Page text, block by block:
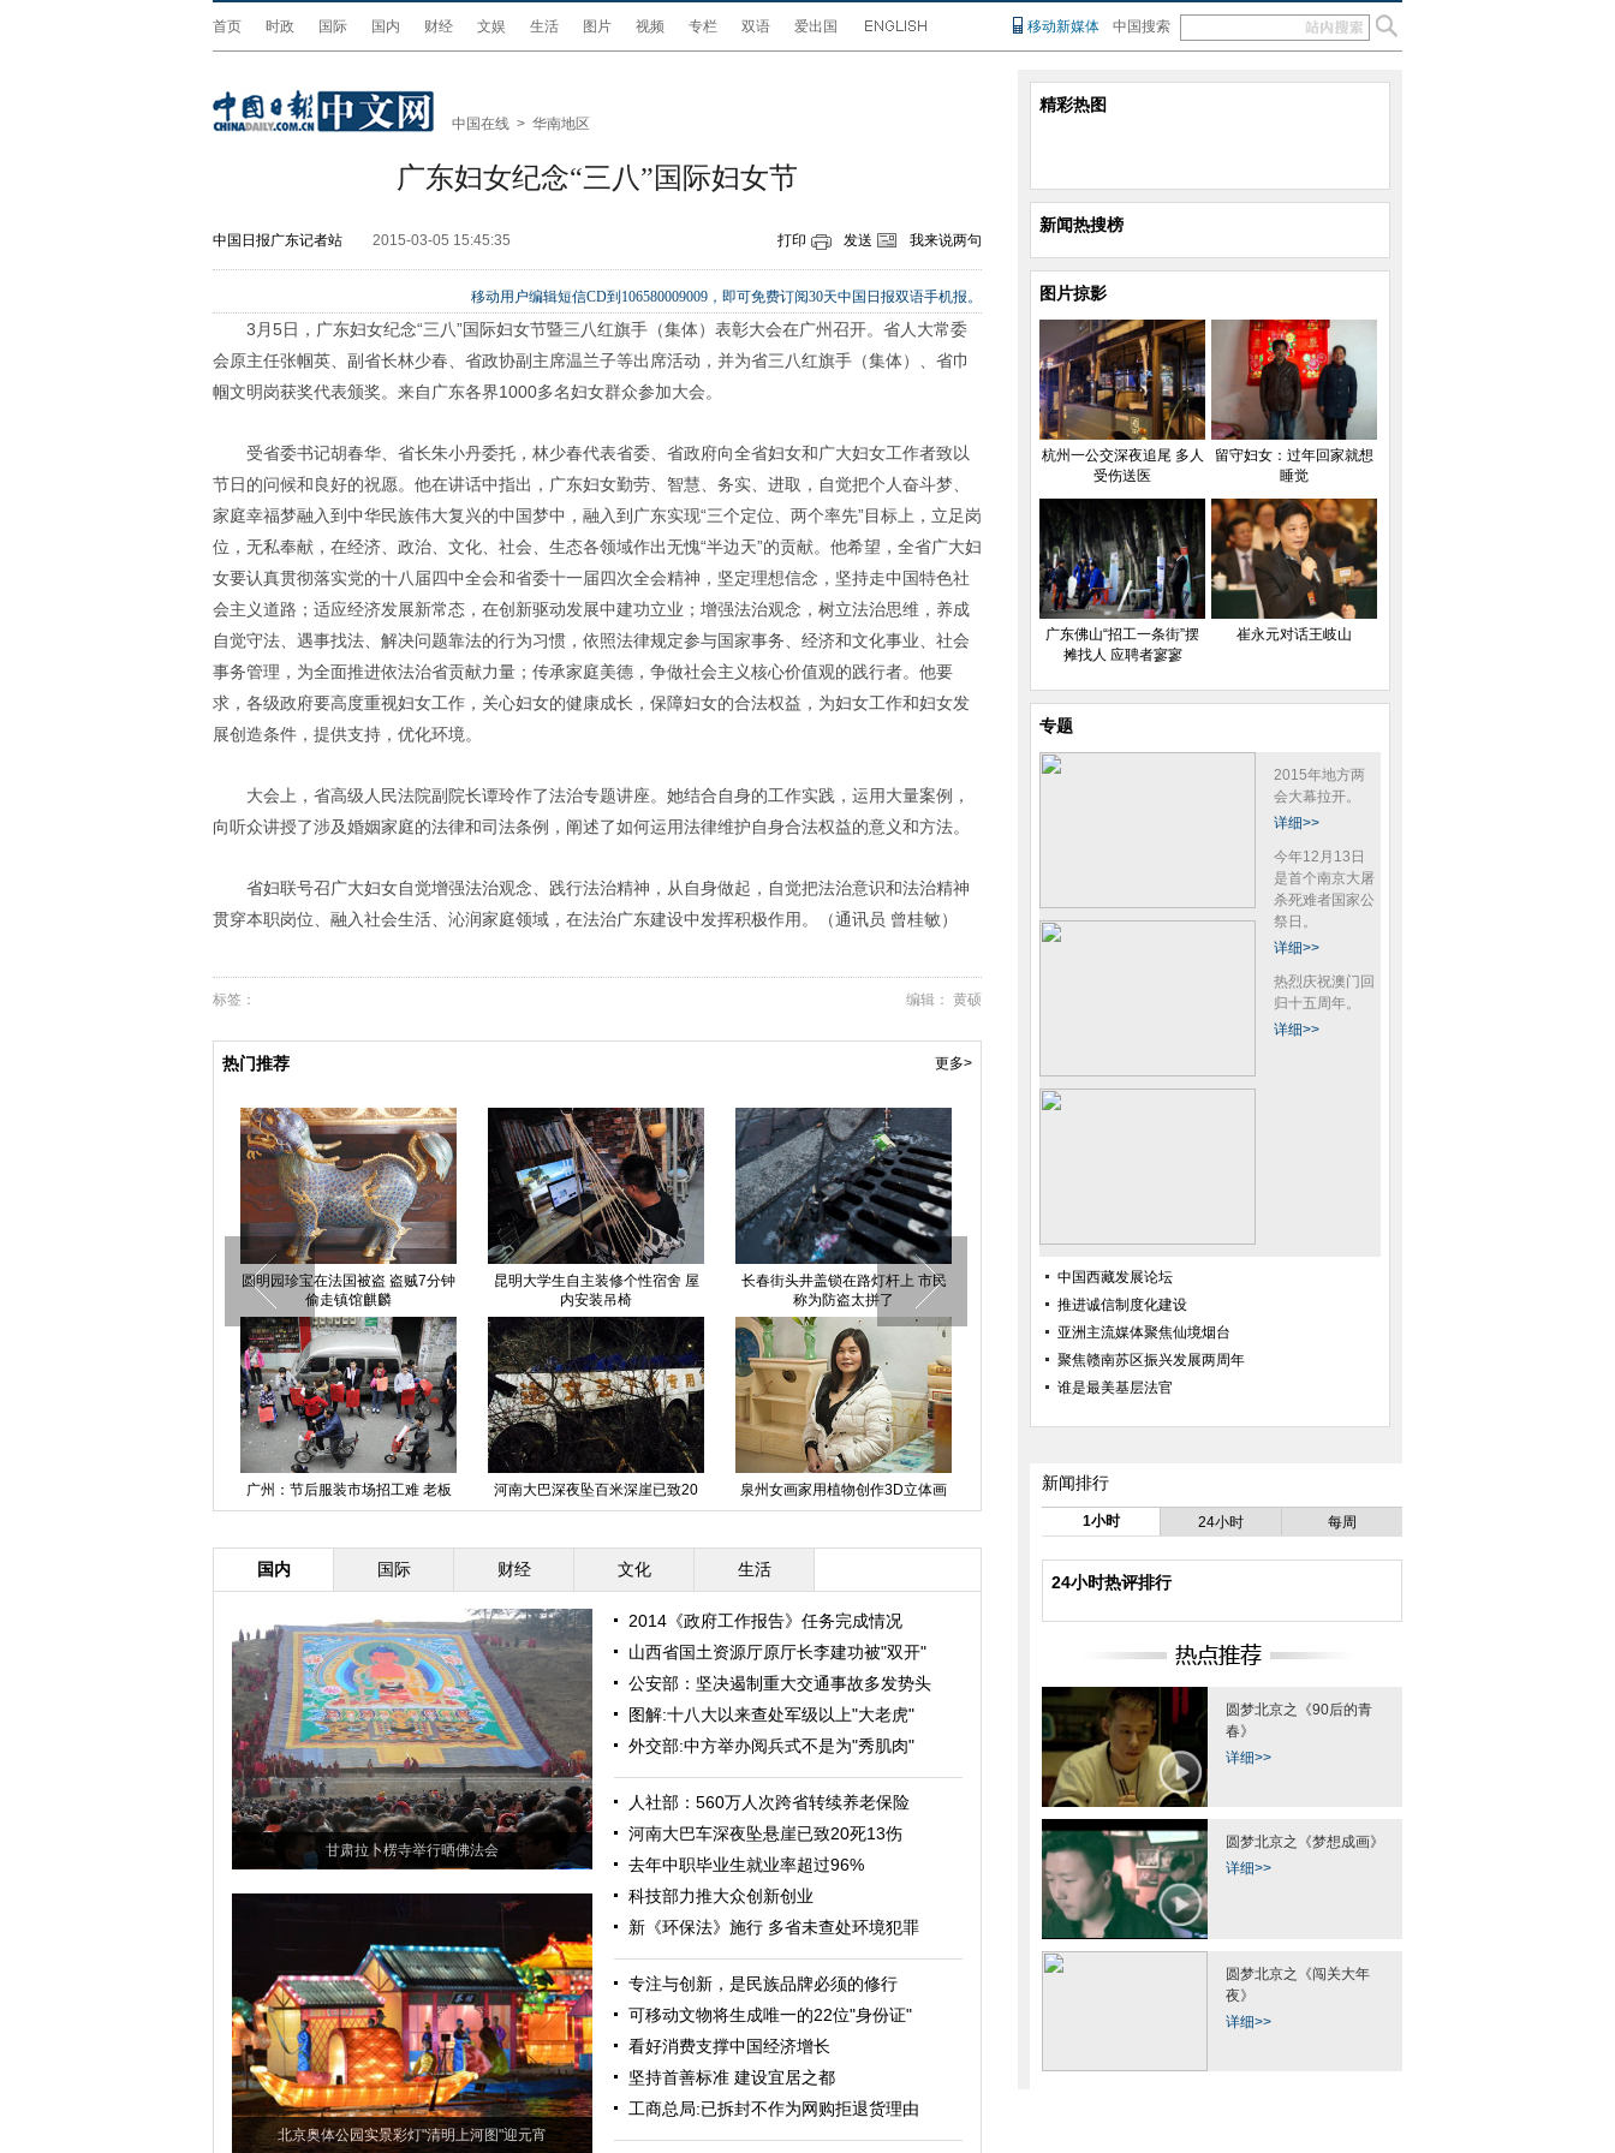
首页 时政 国际 国内 财经 文娱 生活 图片 视频 专栏 双语 爱出国 移动新媒体 中国搜索
中国在线 > 华南地区
广东妇女纪念“三八”国际妇女节
中国日报广东记者站 2015-03-05 15:45:35 打印 发送 我来说两句
移动用户编辑短信CD到106580009009，即可免费订阅30天中国日报双语手机报。
3 月5日，广东妇女纪念“三八”国际妇女节暨三八红旗手（集体）表彰大会在广州召开。省人大常委
会原主任张帼英、副省长林少春、省政协副主席温兰子等出席活动，并为省三八红旗手（集体）、省巾
帼文明岗获奖代表颁奖。来自广东各界1000多名妇女群众参加大会。
受省委书记胡春华、省长朱小丹委托，林少春代表省委、省政府向全省妇女和广大妇女工作者致以
节日的问候和良好的祝愿。他在讲话中指出，广东妇女勤劳、智慧、务实、进取，自觉把个人奋斗梦、
家庭幸福梦融入到中华民族伟大复兴的中国梦中，融入到广东实现“三个定位、两个率先”目标上，立足岗
位，无私奉献，在经济、政治、文化、社会、生态各领域作出无愧“半边天”的贡献。他希望，全省广大妇
女要认真贯彻落实党的十八届四中全会和省委十一届四次全会精神，坚定理想信念，坚持走中国特色社
会主义道路；适应经济发展新常态，在创新驱动发展中建功立业；增强法治观念，树立法治思维，养成
自觉守法、遇事找法、解决问题靠法的行为习惯，依照法律规定参与国家事务、经济和文化事业、社会
事务管理，为全面推进依法治省贡献力量；传承家庭美德，争做社会主义核心价值观的践行者。他要
求，各级政府要高度重视妇女工作，关心妇女的健康成长，保障妇女的合法权益，为妇女工作和妇女发
展创造条件，提供支持，优化环境。
大会上，省高级人民法院副院长谭玲作了法治专题讲座。她结合自身的工作实践，运用大量案例，
向听众讲授了涉及婚姻家庭的法律和司法条例，阐述了如何运用法律维护自身合法权益的意义和方法。
省妇联号召广大妇女自觉增强法治观念、践行法治精神，从自身做起，自觉把法治意识和法治精神
贯穿本职岗位、融入社会生活、沁润家庭领域，在法治广东建设中发挥积极作用。（通讯员 曾桂敏）
编辑： 黄硕
标签：
热门推荐 更多>
圆明园珍宝在法国被盗 盗贼7分钟
偷走镇馆麒麟
昆明大学生自主装修个性宿舍 屋
内安装吊椅
长春街头井盖锁在路灯杆上 市民
称为防盗太拼了
广州：节后服装市场招工难 老板
上街寻工人
河南大巴深夜坠百米深崖已致20
死13伤
泉州女画家用植物创作3D立体画
为艺术一生独身
香港团体再次发起反水货客游行
33人被捕
舞蹈女孩艺考忙
迎娶新娘
国内 国际 财经 文化 生活
甘肃拉卜楞寺举行晒佛法会
北京奥体公园实景彩灯"清明上河图"迎元宵
2014《政府工作报告》任务完成情况
山西省国土资源厅原厅长李建功被"双开"
公安部：坚决遏制重大交通事故多发势头
图解:十八大以来查处军级以上"大老虎"
外交部:中方举办阅兵式不是为"秀肌肉"
人社部：560万人次跨省转续养老保险
河南大巴车深夜坠悬崖已致20死13伤
去年中职毕业生就业率超过96%
科技部力推大众创新创业
新《环保法》施行 多省未查处环境犯罪
专注与创新，是民族品牌必须的修行
可移动文物将生成唯一的22位"身份证"
看好消费支撑中国经济增长
坚持首善标准 建设宜居之都
工商总局:已拆封不作为网购拒退货理由
精彩热图
新闻热搜榜
图片掠影
杭州一公交深夜追尾 多人
受伤送医
留守妇女：过年回家就想
睡觉
广东佛山“招工一条街”摆
摊找人 应聘者寥寥
崔永元对话王岐山
专题
2015年地方两
会大幕拉开。
详细>>
今年12月13日
是首个南京大屠
杀死难者国家公
祭日。
详细>>
热烈庆祝澳门回
归十五周年。
详细>>
中国西藏发展论坛
推进诚信制度化建设
亚洲主流媒体聚焦仙境烟台
聚焦赣南苏区振兴发展两周年
谁是最美基层法官
新闻排行
1小时 24小时 每周
24小时热评排行
圆梦北京之《90后的青
春》
详细>>
圆梦北京之《梦想成画》
详细>>
圆梦北京之《闯关大年
夜》
详细>>